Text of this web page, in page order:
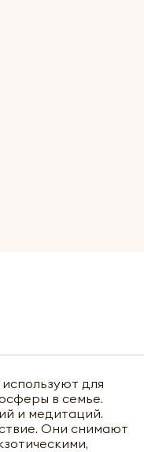
для
в семье.
и медитаций.
Они снимают